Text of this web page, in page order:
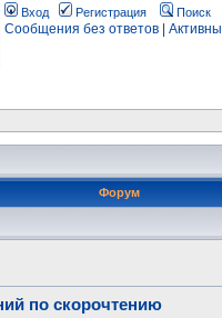
Вход Регистрация Поиск
Сообщения без ответов
Форум
по скорочтению